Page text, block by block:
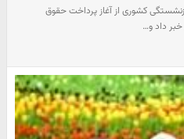
کشوری از آغاز پرداخت حقوق
داد و…